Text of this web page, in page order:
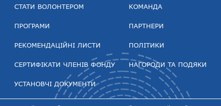
СТАТИ ВОЛОНТЕРОМ
ПРОГРАМИ
РЕКОМЕНДАЦІЙНІ ЛИСТИ
СЕРТИФІКАТИ ЧЛЕНІВ ФОНДУ
УСТАНОВЧІ ДОКУМЕНТИ
КОМАНДА
ПАРТНЕРИ
ПОЛІТИКИ
НАГОРОДИ ТА ПОДЯКИ